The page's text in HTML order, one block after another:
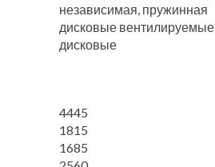
независимая, пружинная
дисковые вентилируемые
дисковые
4445
1815
1685